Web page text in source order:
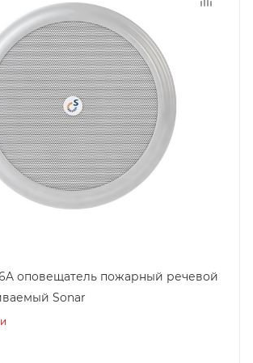
оповещатель пожарный речевой
Sonar